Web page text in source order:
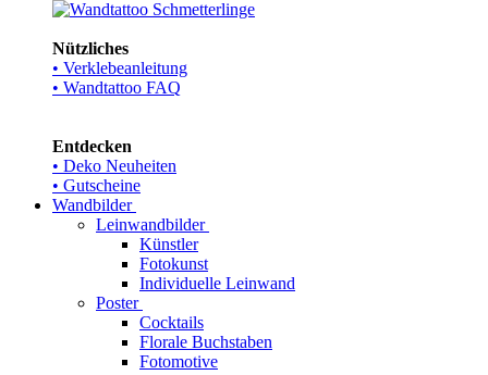
Nützliches
• Verklebeanleitung
• Wandtattoo FAQ
Entdecken
• Deko Neuheiten
• Gutscheine
Wandbilder
Leinwandbilder
Künstler
Fotokunst
Individuelle Leinwand
Poster
Cocktails
Florale Buchstaben
Fotomotive